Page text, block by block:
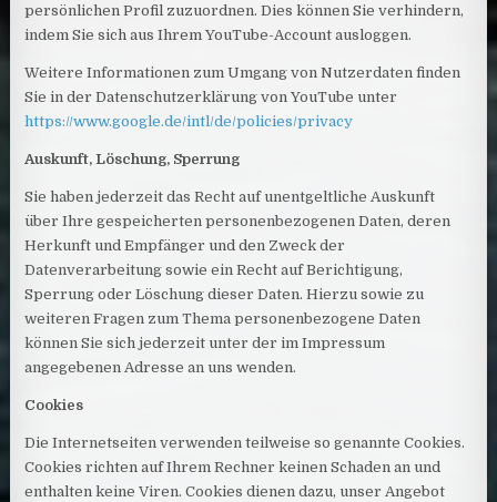
persönlichen Profil zuzuordnen. Dies können Sie verhindern,
indem Sie sich aus Ihrem YouTube-Account ausloggen.
Weitere Informationen zum Umgang von Nutzerdaten finden
Sie in der Datenschutzerklärung von YouTube unter
https://www.google.de/intl/de/policies/privacy
Auskunft, Löschung, Sperrung
Sie haben jederzeit das Recht auf unentgeltliche Auskunft
über Ihre gespeicherten personenbezogenen Daten, deren
Herkunft und Empfänger und den Zweck der
Datenverarbeitung sowie ein Recht auf Berichtigung,
Sperrung oder Löschung dieser Daten. Hierzu sowie zu
weiteren Fragen zum Thema personenbezogene Daten
können Sie sich jederzeit unter der im Impressum
angegebenen Adresse an uns wenden.
Cookies
Die Internetseiten verwenden teilweise so genannte Cookies.
Cookies richten auf Ihrem Rechner keinen Schaden an und
enthalten keine Viren. Cookies dienen dazu, unser Angebot